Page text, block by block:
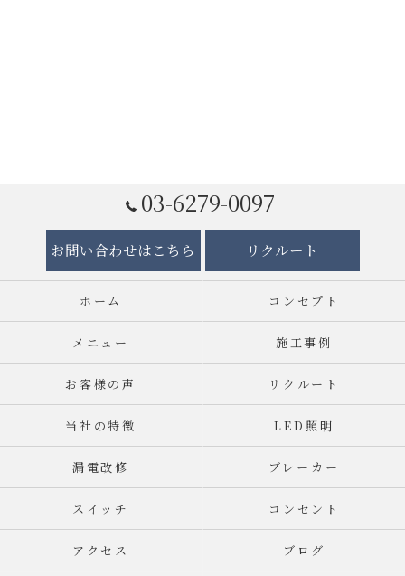
03-6279-0097
お問い合わせはこちら リクルート
ホーム コンセプト
メニュー 施工事例
お客様の声 リクルート
当社の特徴 LED照明
漏電改修 ブレーカー
スイッチ コンセント
アクセス ブログ